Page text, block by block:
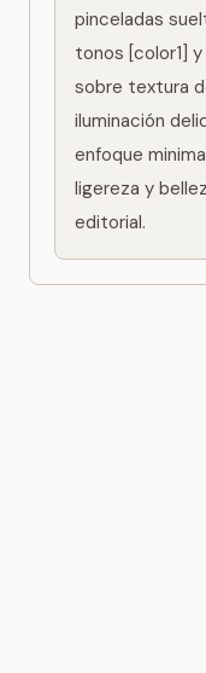
pinceladas
tonos [color1]
sobre textura
iluminación
enfoque
ligereza y
editorial.